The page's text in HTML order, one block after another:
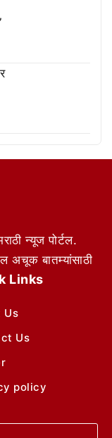
न्यूज पोर्टल.
अचूक बातम्यांसाठी
Links
Us
Us
policy